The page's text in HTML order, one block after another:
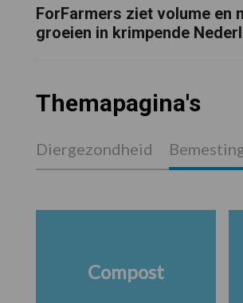
ForFarmers ziet volume en
groeien in krimpende
Themapagina's
Diergezondheid
Compost